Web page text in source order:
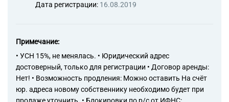
Дата регистрации: 16.08.2019
Примечание:
• УСН 15%, не менялась. • Юридический адрес
достоверный, только для регистрации • Договор аренды:
Нет! • Возможность продления: Можно оставить На счёт
юр. адреса новому собственнику необходимо будет при